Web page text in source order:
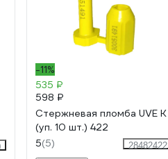
-11%
535 ₽
598 ₽
Стержневая пломба UVE K
(уп. 10 шт.) 422
5(5)
28482422